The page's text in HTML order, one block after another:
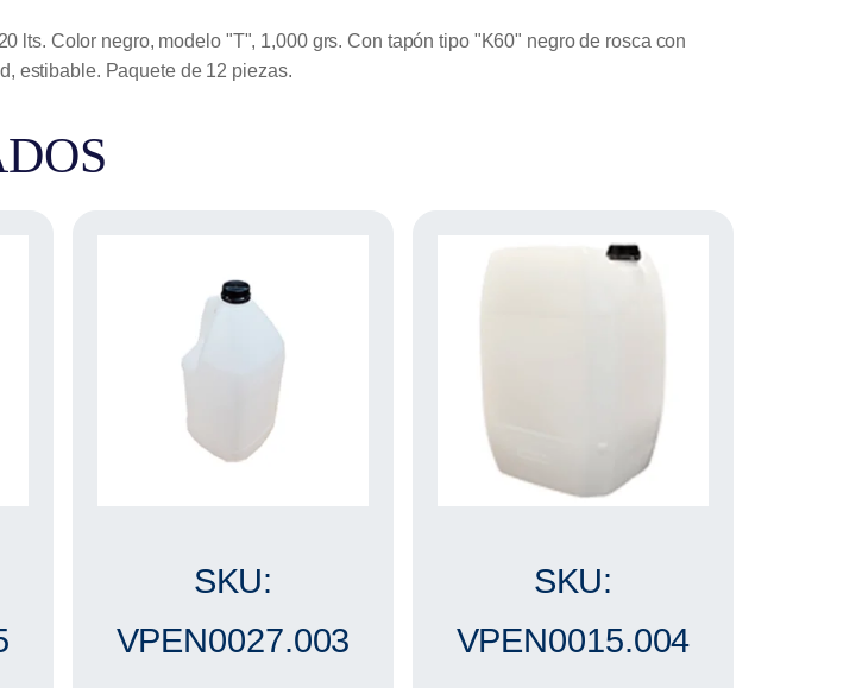
lts. Color negro, modelo "T", 1,000 grs. Con tapón tipo "K60" negro de rosca con
estibable. Paquete de 12 piezas.
SKU:
VPEN0027.003
SKU:
VPEN0015.004